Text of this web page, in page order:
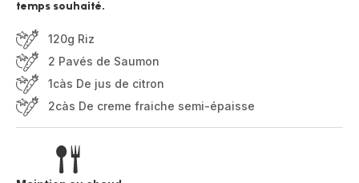
temps souhaité.
120g Riz
2 Pavés de Saumon
1càs De jus de citron
2càs De creme fraiche semi-épaisse